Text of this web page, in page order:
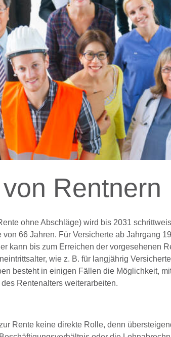
Rentnern
ohne Abschläge) wird bis 2031
66 Jahren. Für Versicherte ab Jahrgang
kann bis zum Erreichen der vorgesehenen
wie z. B. für langjährig
besteht in einigen Fällen die Möglichkeit,
Rentenalters weiterarbeiten.
Rente keine direkte Rolle, denn